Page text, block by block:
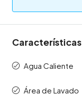
Características
Agua Caliente
Área de Lavado